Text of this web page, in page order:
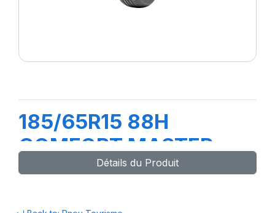
185/65R15 88H
COMFORT MASTER
Détails du Produit